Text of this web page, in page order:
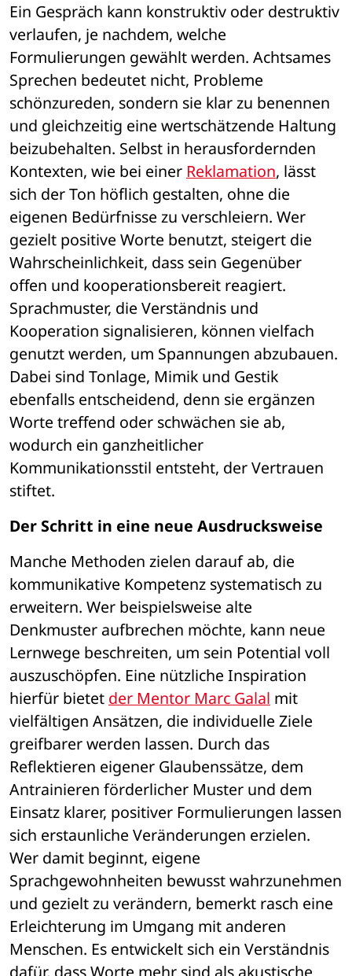
Ein Gespräch kann konstruktiv oder destruktiv
verlaufen, je nachdem, welche
Formulierungen gewählt werden. Achtsames
Sprechen bedeutet nicht, Probleme
schönzureden, sondern sie klar zu benennen
und gleichzeitig eine wertschätzende Haltung
beizubehalten. Selbst in herausfordernden
Kontexten, wie bei einer Reklamation, lässt
sich der Ton höflich gestalten, ohne die
eigenen Bedürfnisse zu verschleiern. Wer
gezielt positive Worte benutzt, steigert die
Wahrscheinlichkeit, dass sein Gegenüber
offen und kooperationsbereit reagiert.
Sprachmuster, die Verständnis und
Kooperation signalisieren, können vielfach
genutzt werden, um Spannungen abzubauen.
Dabei sind Tonlage, Mimik und Gestik
ebenfalls entscheidend, denn sie ergänzen
Worte treffend oder schwächen sie ab,
wodurch ein ganzheitlicher
Kommunikationsstil entsteht, der Vertrauen
stiftet.
Der Schritt in eine neue Ausdrucksweise
Manche Methoden zielen darauf ab, die
kommunikative Kompetenz systematisch zu
erweitern. Wer beispielsweise alte
Denkmuster aufbrechen möchte, kann neue
Lernwege beschreiten, um sein Potential voll
auszuschöpfen. Eine nützliche Inspiration
hierfür bietet der Mentor Marc Galal mit
vielfältigen Ansätzen, die individuelle Ziele
greifbarer werden lassen. Durch das
Reflektieren eigener Glaubenssätze, dem
Antrainieren förderlicher Muster und dem
Einsatz klarer, positiver Formulierungen lassen
sich erstaunliche Veränderungen erzielen.
Wer damit beginnt, eigene
Sprachgewohnheiten bewusst wahrzunehmen
und gezielt zu verändern, bemerkt rasch eine
Erleichterung im Umgang mit anderen
Menschen. Es entwickelt sich ein Verständnis
dafür, dass Worte mehr sind als akustische